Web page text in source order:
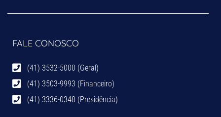
FALE CONOSCO
(41) 3532-5000 (Geral)
(41) 3503-9993 (Financeiro)
(41) 3336-0348 (Presidência)